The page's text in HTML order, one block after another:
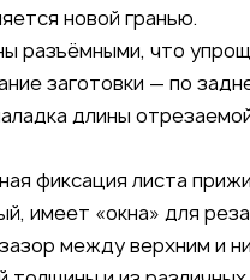
новой гранью.
разъёмными, что
заготовки — по
длины
фиксация листа
имеет «окна» для
между верхним и